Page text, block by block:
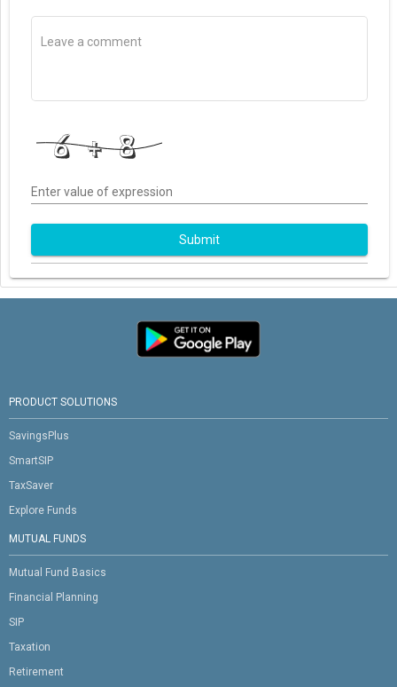
Enter value of expression
Submit
PRODUCT SOLUTIONS
SavingsPlus
SmartSIP
TaxSaver
Explore Funds
MUTUAL FUNDS
Mutual Fund Basics
Financial Planning
SIP
Taxation
Retirement